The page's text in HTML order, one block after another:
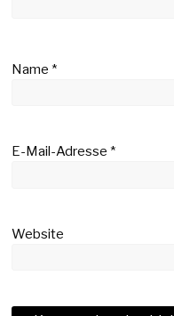
Name*
E-Mail-Adresse*
Website